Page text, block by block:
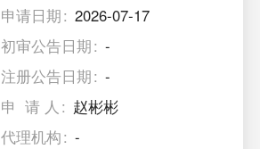
申请日期
2026-07-17
初审公告日期
-
注册公告日期
-
申 请 人
赵彬彬
代理机构
-